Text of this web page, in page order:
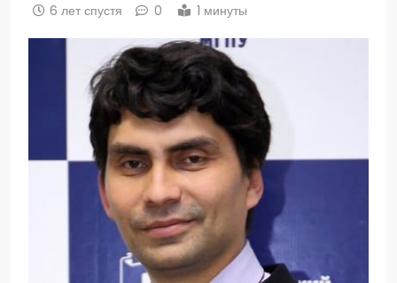
6 лет спустя 0 1 минуты